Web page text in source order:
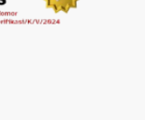
Perda Bakar